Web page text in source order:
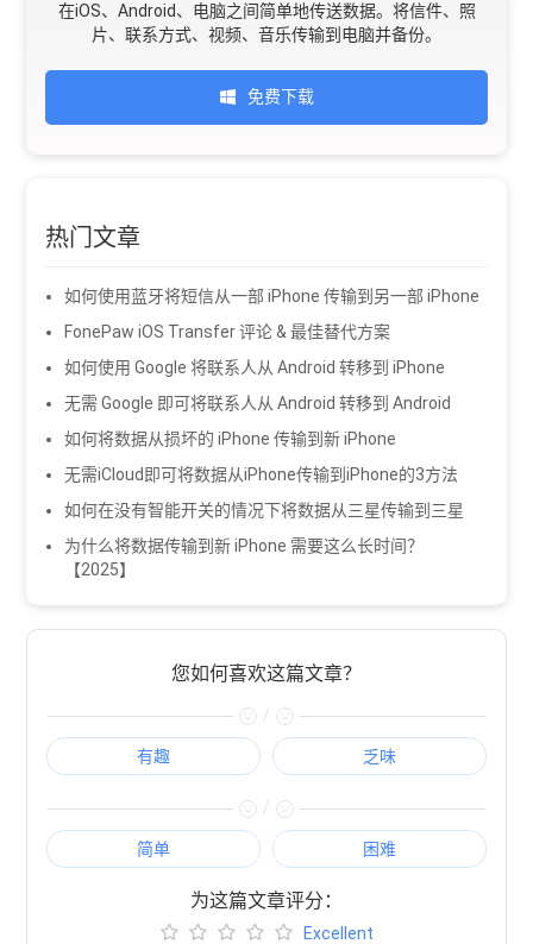
在iOS、Android、电脑之间简单地传送数据。将信件、照
片、联系方式、视频、音乐传输到电脑并备份。
免费下载
热门文章
如何使用蓝牙将短信从一部 iPhone 传输到另一部 iPhone
FonePaw iOS Transfer 评论 & 最佳替代方案
如何使用 Google 将联系人从 Android 转移到 iPhone
无需 Google 即可将联系人从 Android 转移到 Android
如何将数据从损坏的 iPhone 传输到新 iPhone
无需iCloud即可将数据从iPhone传输到iPhone的3方法
如何在没有智能开关的情况下将数据从三星传输到三星
为什么将数据传输到新 iPhone 需要这么长时间？
【2025】
您如何喜欢这篇文章？
/
有趣 乏味
/
简单 困难
为这篇文章评分：
Excellent